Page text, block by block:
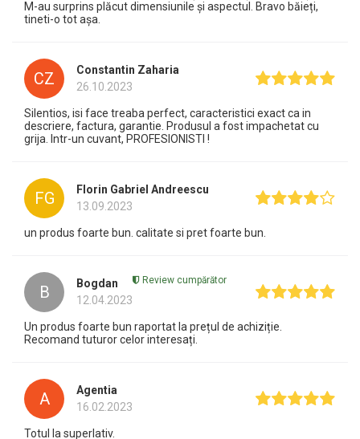
M-au surprins plăcut dimensiunile și aspectul. Bravo băieți,
tineti-o tot așa.
CZ
Constantin Zaharia
26.10.2023
Silentios, isi face treaba perfect, caracteristici exact ca in
descriere, factura, garantie. Produsul a fost impachetat cu
grija. Intr-un cuvant, PROFESIONISTI !
FG
Florin Gabriel Andreescu
13.09.2023
un produs foarte bun. calitate si pret foarte bun.
B
Bogdan
12.04.2023
Review cumpărător
Un produs foarte bun raportat la prețul de achiziție.
Recomand tuturor celor interesați.
A
Agentia
16.02.2023
Totul la superlativ.